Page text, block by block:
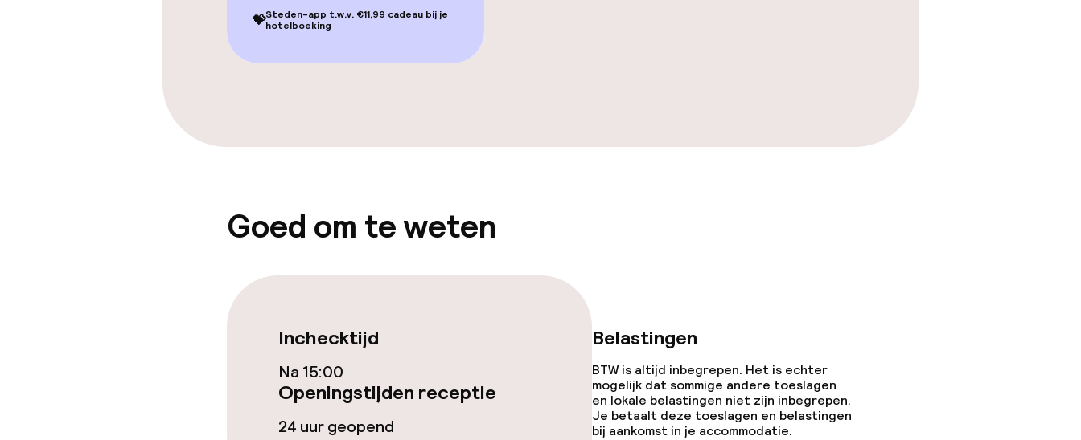
Eet- en drinkgelegenheden
Ontbijtbuffet
Wasservice
Zakelijke faciliteiten
💝Steden-app t.w.v. €11,99 cadeau bij je
hotelboeking
Goed om te weten
Inchecktijd
Na 15:00
Openingstijden receptie
24 uur geopend
Belastingen
BTW is altijd inbegrepen. Het is echter
mogelijk dat sommige andere toeslagen
en lokale belastingen niet zijn inbegrepen.
Je betaalt deze toeslagen en belastingen
bij aankomst in je accommodatie.